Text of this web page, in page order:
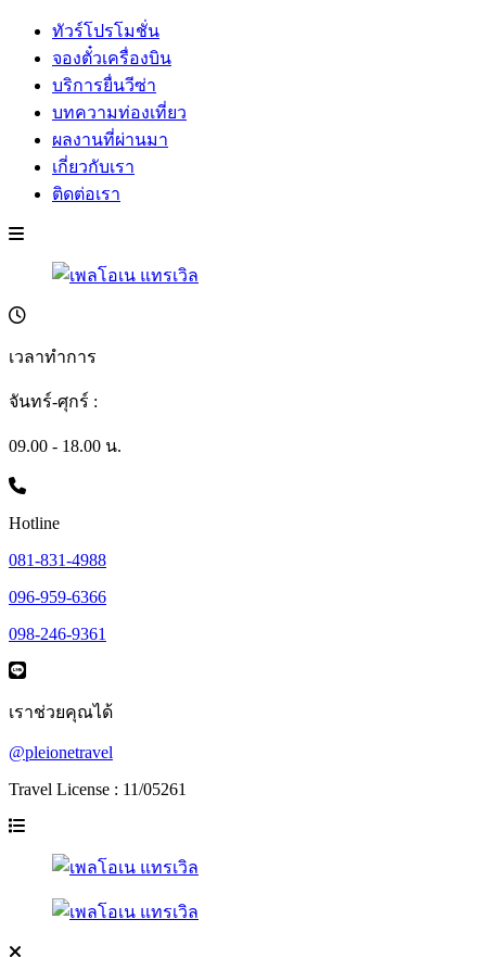
ทัวร์โปรโมชั่น
จองตั๋วเครื่องบิน
บริการยื่นวีซ่า
บทความท่องเที่ยว
ผลงานที่ผ่านมา
เกี่ยวกับเรา
ติดต่อเรา
เวลาทำการ
จันทร์-ศุกร์ :
09.00 - 18.00 น.
Hotline
081-831-4988
096-959-6366
098-246-9361
เราช่วยคุณได้
@pleionetravel
Travel License : 11/05261